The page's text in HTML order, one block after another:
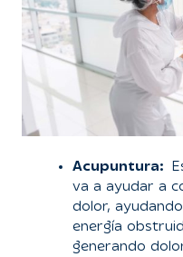
Acupuntura:
va a ayudar a
dolor,
energía
generando